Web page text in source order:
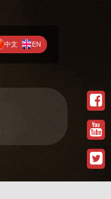
中文 EN